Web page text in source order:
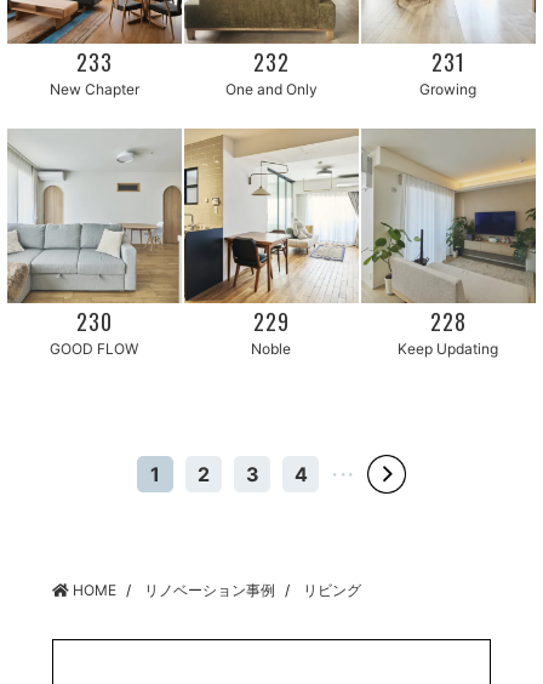
233
New Chapter
232
One and Only
231
Growing
230
GOOD FLOW
229
Noble
228
Keep Updating
1 2 3 4 ・・・
HOME リノベーション事例 リビング